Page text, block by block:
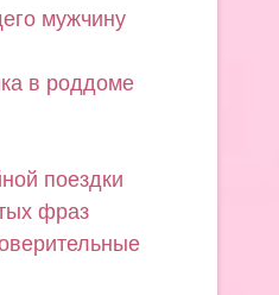
мужчину
в роддоме
поездки
фраз